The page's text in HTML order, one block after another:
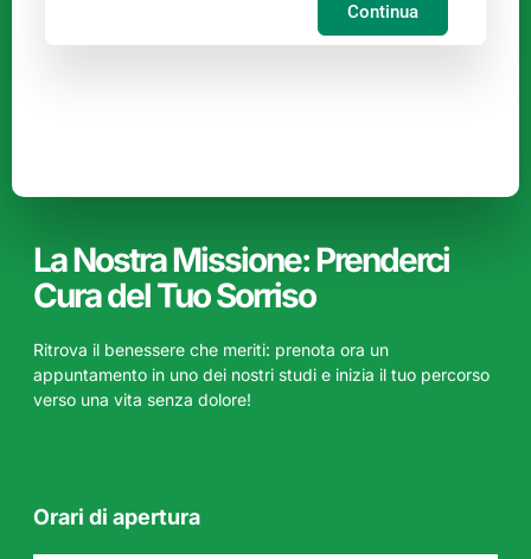
Continua
La Nostra Missione: Prenderci
Cura del Tuo Sorriso
Ritrova il benessere che meriti: prenota ora un
appuntamento in uno dei nostri studi e inizia il tuo percorso
verso una vita senza dolore!
Orari di apertura